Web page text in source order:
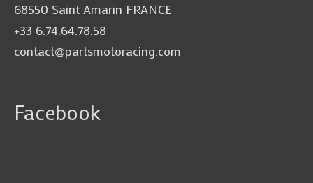
68550 Saint Amarin FRANCE
+33 6.74.64.78.58
contact@partsmotoracing.com
Facebook